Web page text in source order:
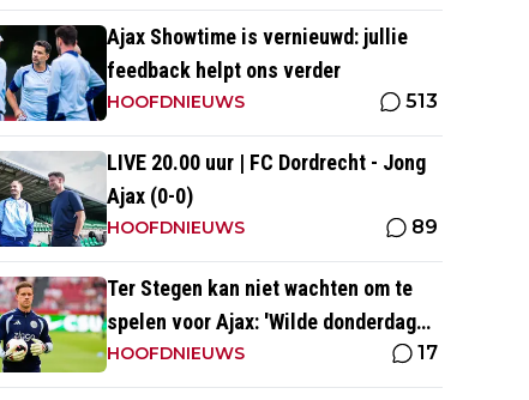
Ajax Showtime is vernieuwd: jullie
feedback helpt ons verder
HOOFDNIEUWS 513
LIVE 20.00 uur | FC Dordrecht - Jong
Ajax (0-0)
HOOFDNIEUWS 89
Ter Stegen kan niet wachten om te
spelen voor Ajax: 'Wilde donderdag
ook op het veld staan'
HOOFDNIEUWS 17